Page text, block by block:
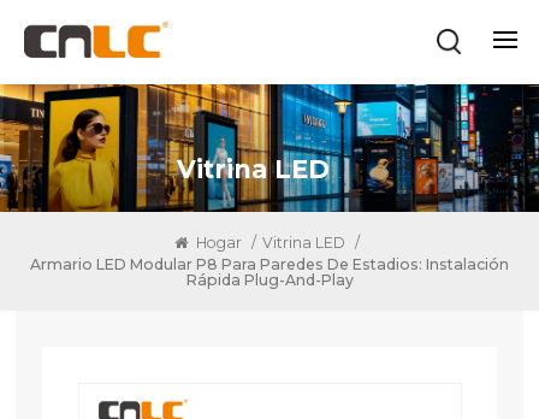
Vitrina LED
Hogar / Vitrina LED /
Armario LED Modular P8 Para Paredes De Estadios: Instalación
Rápida Plug-And-Play